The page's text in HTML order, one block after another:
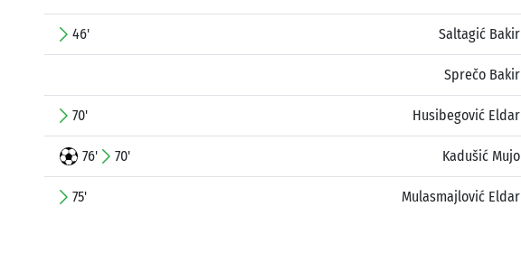
46' Saltagić Bakir
Sprečo Bakir
70' Husibegović Eldar
76' 70' Kadušić Mujo
75' Mulasmajlović Eldar